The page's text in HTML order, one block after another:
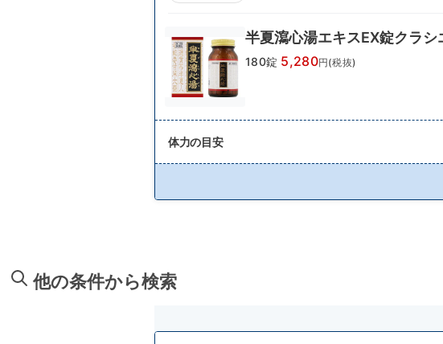
半夏瀉心湯エキスEX錠クラシ
180錠 5,280円(税抜)
体力の目安
他の条件から検索